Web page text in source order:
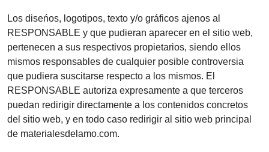
Los diseńos, logotipos, texto y/o gráficos ajenos al
RESPONSABLE y que pudieran aparecer en el sitio web,
pertenecen a sus respectivos propietarios, siendo ellos
mismos responsables de cualquier posible controversia
que pudiera suscitarse respecto a los mismos. El
RESPONSABLE autoriza expresamente a que terceros
puedan redirigir directamente a los contenidos concretos
del sitio web, y en todo caso redirigir al sitio web principal
de materialesdelamo.com.